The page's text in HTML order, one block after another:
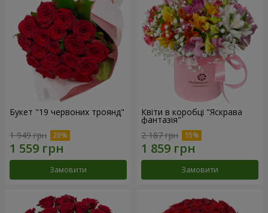
Букет "19 червоних троянд"
1 949 грн
Замовити
Квіти в коробці "Яскрава
фантазія"
2 187 грн
Замовити